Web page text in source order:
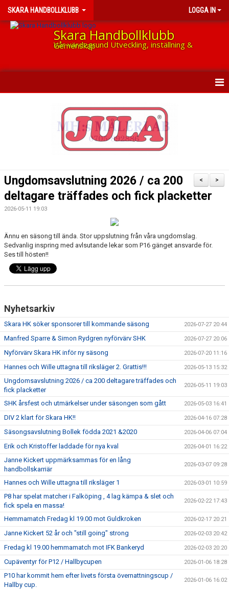
SKARA HANDBOLLKLUBB LOGGA IN
Skara Handbollklubb
Vår värdegrund Utveckling, inställning & Gemenskap
MEDLEMSAVGIFT
KALENDER
VÅRA LAG
MATCHER
>
<
Ungdomsavslutning 2026 / ca 200
deltagare träffades och fick placketter
2026-05-11 19:03
Ännu en säsong till ända. Stor uppslutning från våra ungdomslag.
Sedvanlig inspring med avlsutande lekar som P16 gänget ansvarde för.
Ses till hösten!!
Nyhetsarkiv
Skara HK söker sponsorer till kommande säsong 2026-07-27 20:44
Manfred Sparre & Simon Rydgren nyförvärv SHK 2026-07-27 20:06
Nyförvärv Skara HK inför ny säsong 2026-07-20 11:16
Hannes och Wille uttagna till riksläger 2. Grattis!!! 2026-05-13 15:32
Ungdomsavslutning 2026 / ca 200 deltagare träffades och
fick placketter
2026-05-11 19:03
SHK årsfest och utmärkelser under säsongen som gått 2026-05-03 16:41
DIV 2 klart för Skara HK!! 2026-04-16 07:28
Säsongsavslutning Bollek födda 2021 &2020 2026-04-06 07:04
Erik och Kristoffer laddade för nya kval 2026-04-01 16:22
Janne Kickert uppmärksammas för en lång
handbollskarriär
2026-03-07 09:28
Hannes och Wille uttagna till riksläger 1 2026-03-01 10:59
P8 har spelat matcher i Falköping , 4 lag kämpa & slet och
fick spela en massa!
2026-02-22 17:43
Hemmamatch Fredag kl 19.00 mot Guldkroken 2026-02-17 20:21
Janne Kickert 52 år och "still going" strong 2026-02-03 20:42
Fredag kl 19.00 hemmamatch mot IFK Bankeryd 2026-02-03 20:20
Cupäventyr för P12 / Hallbycupen 2026-01-06 18:28
P10 har kommit hem efter livets första övernattningscup /
Hallby cup.
2026-01-06 16:02